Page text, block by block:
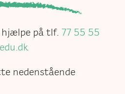
hjælpe på tlf. 77 55 55
nedenstående